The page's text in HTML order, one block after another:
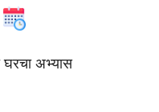
घरचा अभ्यास